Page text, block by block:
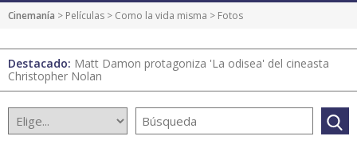
Cinemanía > Películas > Como la vida misma > Fotos
Destacado: Matt Damon protagoniza 'La odisea' del cineasta
Christopher Nolan